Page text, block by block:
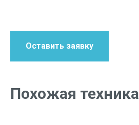
Оставить заявку
Похожая техника